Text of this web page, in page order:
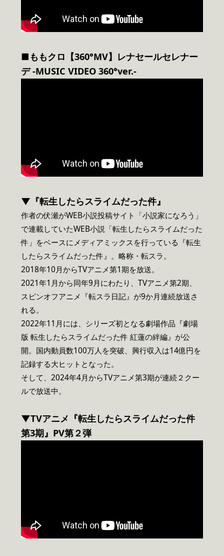
■ももクロ【360°MV】レナセールセレナー
デ -MUSIC VIDEO 360°ver.-
▼『転生したらスライムだった件』
作者の伏瀬がWEB小説投稿サイト「小説家になろう」
で連載していたWEB小説「転生したらスライムだった
件」をベースにメディアミックスを行っている『転生
したらスライムだった件』。略称・転スラ。
2018年10月からTVアニメ第1期を放送。
2021年1月から同年9月にわたり、TVアニメ第2期、
スピンオフアニメ『転スラ日記』が9か月連続放送さ
れる。
2022年11月には、シリーズ初となる劇場作品『劇場
版 転生したらスライムだった件 紅蓮の絆編』が公
開。国内動員数100万人を突破、興行収入は14億円を
記録する大ヒットとなった。
そして、2024年4月からTVアニメ第3期が連続２クー
ルで放送中。
▼TVアニメ『転生したらスライムだった件
第3期』PV第２弾